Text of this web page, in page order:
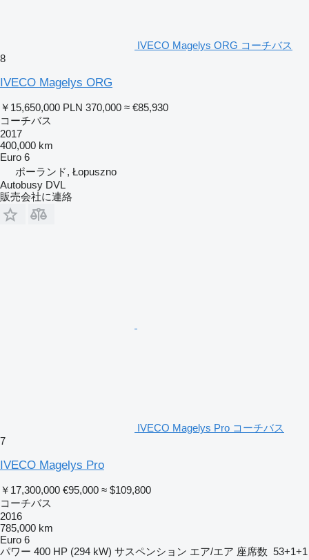
IVECO Magelys ORG コーチバス
8
IVECO Magelys ORG
￥15,650,000 PLN 370,000 ≈ €85,930
コーチバス
2017
400,000 km
Euro 6
ポーランド, Łopuszno
Autobusy DVL
販売会社に連絡
IVECO Magelys Pro コーチバス
7
IVECO Magelys Pro
￥17,300,000 €95,000 ≈ $109,800
コーチバス
2016
785,000 km
Euro 6
パワー 400 HP (294 kW) サスペンション エア/エア 座席数 53+1+1